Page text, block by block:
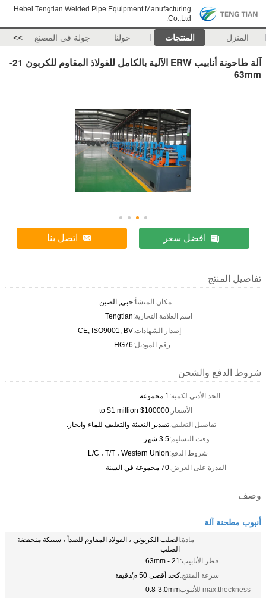
Hebei Tengtian Welded Pipe Equipment Manufacturing
Co.,Ltd.
المنزل المنتجات حولنا جولة في المصنع >>
آلة طاحونة أنابيب ERW الآلية بالكامل للفولاذ المقاوم للكربون 21-
63mm
افضل سعر اتصل بنا
تفاصيل المنتج
مكان المنشأ:خبي, الصين
اسم العلامة التجارية:Tengtian
إصدار الشهادات:CE, ISO9001, BV
رقم الموديل:HG76
شروط الدفع والشحن
الحد الأدنى لكمية:1 مجموعة
الأسعار:$100000 to $1 million
تفاصيل التغليف:تصدير التعبئة والتغليف للماء وابحار.
وقت التسليم:3.5 شهر
شروط الدفع:L/C ، T/T ، Western Union
القدرة على العرض:70 مجموعة في السنة
وصف
أنبوب مطحنة آلة
مادة:الصلب الكربوني ، الفولاذ المقاوم للصدأ ، سبيكة منخفضة
الصلب
قطر الأنابيب:21 - 63mm
سرعة المنتج:كحد أقصى 50 م/دقيقة
max.theckness للأنبوب0.8-3.0mm